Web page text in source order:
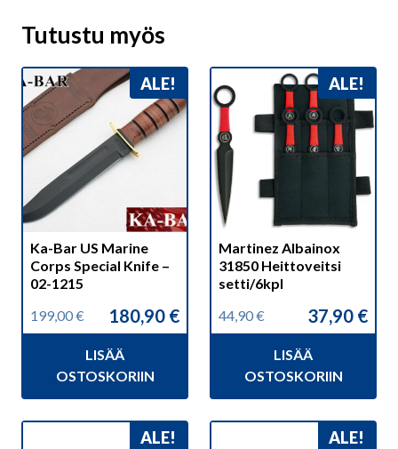
Tutustu myös
ALE!
Ka-Bar US Marine
Corps Special Knife –
02-1215
199,00€
Alkuperäinen
hinta
199,00 €.
180,90 €
Nykyinen
hinta
180,90 €.
LISÄÄ
OSTOSKORIIN
ALE!
Martinez Albainox
31850 Heittoveitsi
setti/6kpl
44,90€
Alkuperäinen
hinta
44,90 €.
37,90 €
Nykyinen
hinta
37,90 €.
LISÄÄ
OSTOSKORIIN
ALE! ALE!